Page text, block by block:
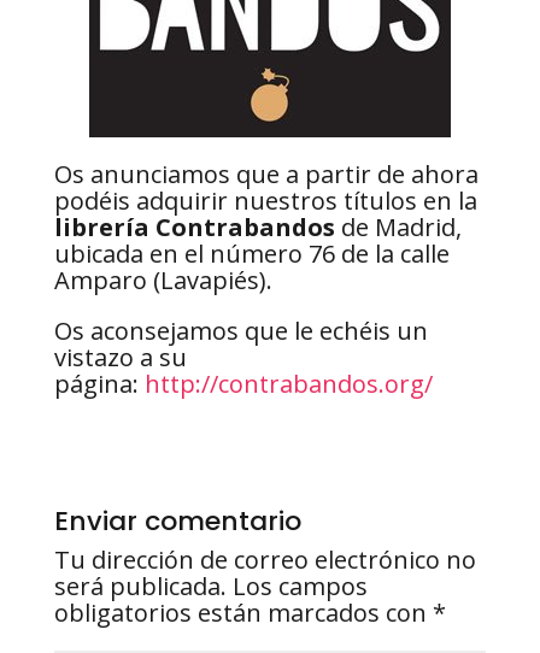
Os anunciamos que a partir de ahora
podéis adquirir nuestros títulos en la
librería Contrabandos de Madrid,
ubicada en el número 76 de la calle
Amparo (Lavapiés).
Os aconsejamos que le echéis un
vistazo a su
página: http://contrabandos.org/
Enviar comentario
Tu dirección de correo electrónico no
será publicada. Los campos
obligatorios están marcados con *